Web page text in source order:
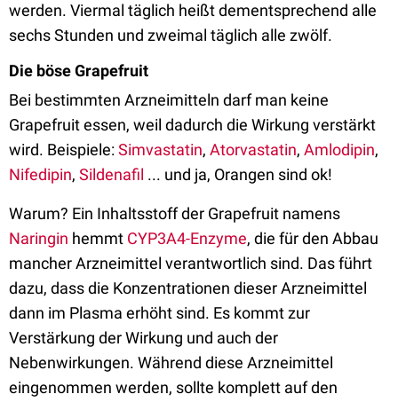
werden. Viermal täglich heißt dementsprechend alle
sechs Stunden und zweimal täglich alle zwölf.
Die böse Grapefruit
Bei bestimmten Arzneimitteln darf man keine
Grapefruit essen, weil dadurch die Wirkung verstärkt
wird. Beispiele:Simvastatin, Atorvastatin, Amlodipin,
Nifedipin, Sildenafil ... und ja, Orangen sind ok!
Warum? Ein Inhaltsstoff der Grapefruit namens
Naringin hemmt CYP3A4-Enzyme, die für den Abbau
mancher Arzneimittel verantwortlich sind. Das führt
dazu, dass die Konzentrationen dieser Arzneimittel
dann im Plasma erhöht sind. Es kommt zur
Verstärkung der Wirkung und auch der
Nebenwirkungen. Während diese Arzneimittel
eingenommen werden, sollte komplett auf den